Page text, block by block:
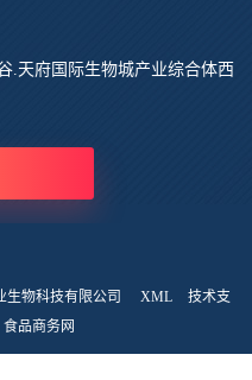
天府国际生物城产业综合体西
生物科技有限公司 XML
技术支
食品商务网